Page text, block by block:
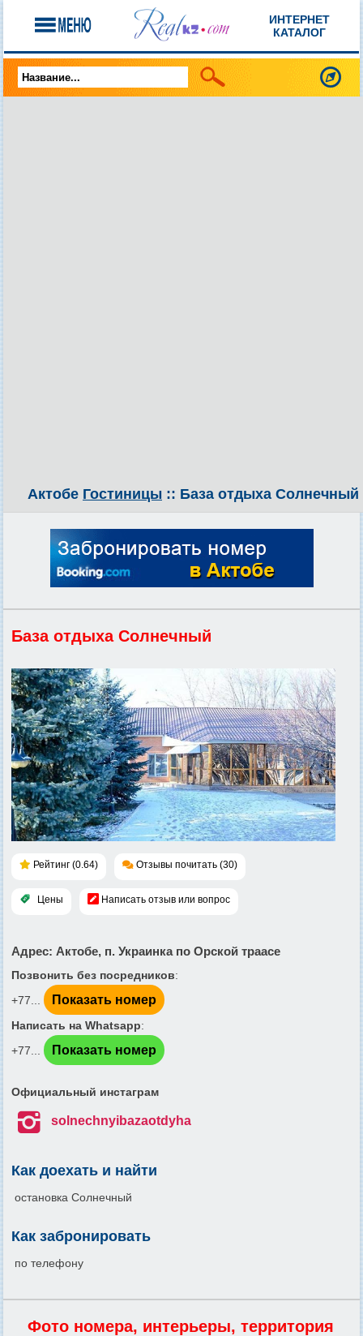
ИНТЕРНЕТ
КАТАЛОГ
Актобе Гостиницы :: База отдыха Солнечный
База отдыха Солнечный
Рейтинг (0.64) Отзывы почитать (30)
Цены Написать отзыв или вопрос
Адрес: Актобе, п. Украинка по Орской траасе
Позвонить без посредников:
+77...
Показать номер
Написать на Whatsapp:
+77...
Показать номер
Официальный инстаграм
 solnechnyibazaotdyha
Как доехать и найти
остановка Солнечный
Как забронировать
по телефону
Фото номера, интерьеры, территория